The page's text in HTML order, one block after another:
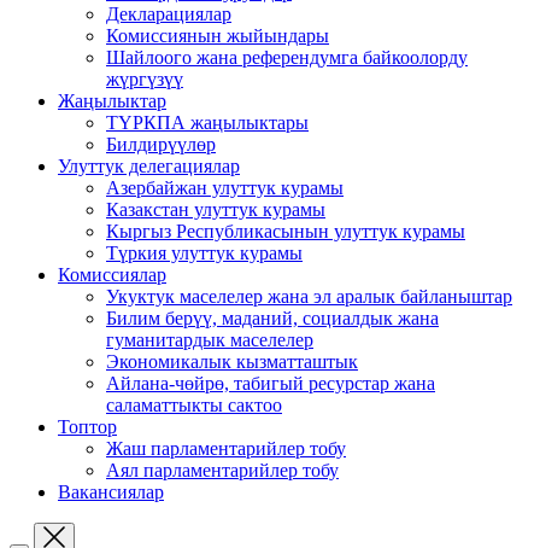
Декларациялар
Комиссиянын жыйындары
Шайлоого жана референдумга байкоолорду
жүргүзүү
Жаңылыктар
ТҮРКПА жаңылыктары
Билдирүүлөр
Улуттук делегациялар
Азербайжан улуттук курамы
Казакстан улуттук курамы
Кыргыз Республикасынын улуттук курамы
Түркия улуттук курамы
Комиссиялар
Укуктук маселелер жана эл аралык байланыштар
Билим берүү, маданий, социалдык жана
гуманитардык маселелер
Экономикалык кызматташтык
Айлана-чөйрө, табигый ресурстар жана
саламаттыкты сактоо
Топтор
Жаш парламентарийлер тобу
Аял парламентарийлер тобу
Вакансиялар